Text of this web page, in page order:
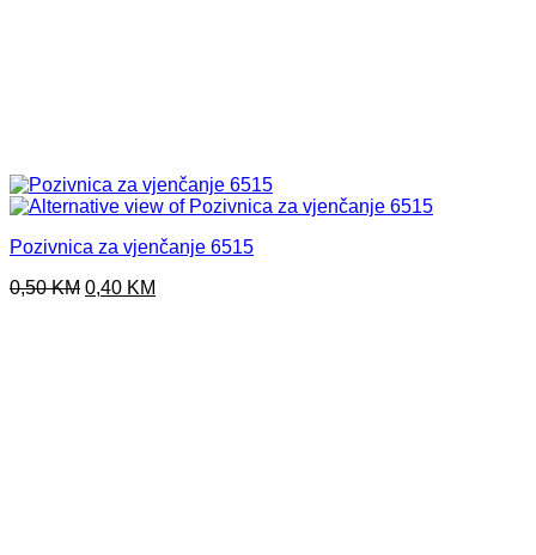
Pozivnica za vjenčanje 6515
0,50KM Original
0,40 KM